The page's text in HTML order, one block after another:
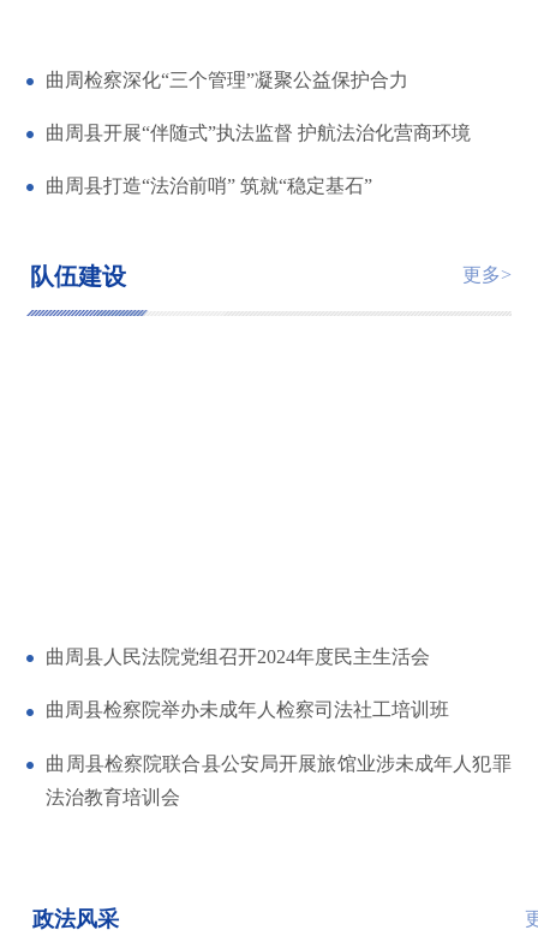
曲周检察深化“三个管理”凝聚公益保护合力
曲周县开展“伴随式”执法监督 护航法治化营商环境
曲周县打造“法治前哨” 筑就“稳定基石”
队伍建设 更多>
曲周县人民法院党组召开2024年度民主生活会
曲周县检察院举办未成年人检察司法社工培训班
曲周县检察院联合县公安局开展旅馆业涉未成年人犯罪
法治教育培训会
政法风采